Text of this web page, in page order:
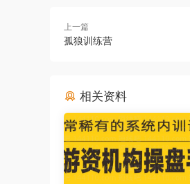
上一篇
孤狼训练营
相关资料